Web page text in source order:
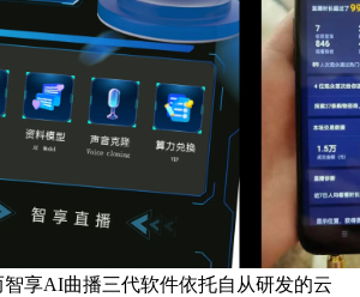
享AI曲播三代软件依托自从研发的云